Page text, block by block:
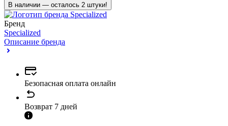
В наличии — осталось 2 штуки!
Бренд
Specialized
Описание бренда
Безопасная оплата онлайн
Возврат 7 дней